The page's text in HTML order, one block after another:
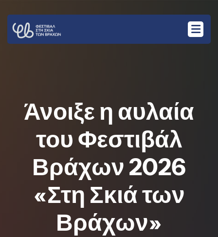
Άνοιξε η αυλαία
του Φεστιβάλ
Βράχων 2026
«Στη Σκιά των
Βράχων»